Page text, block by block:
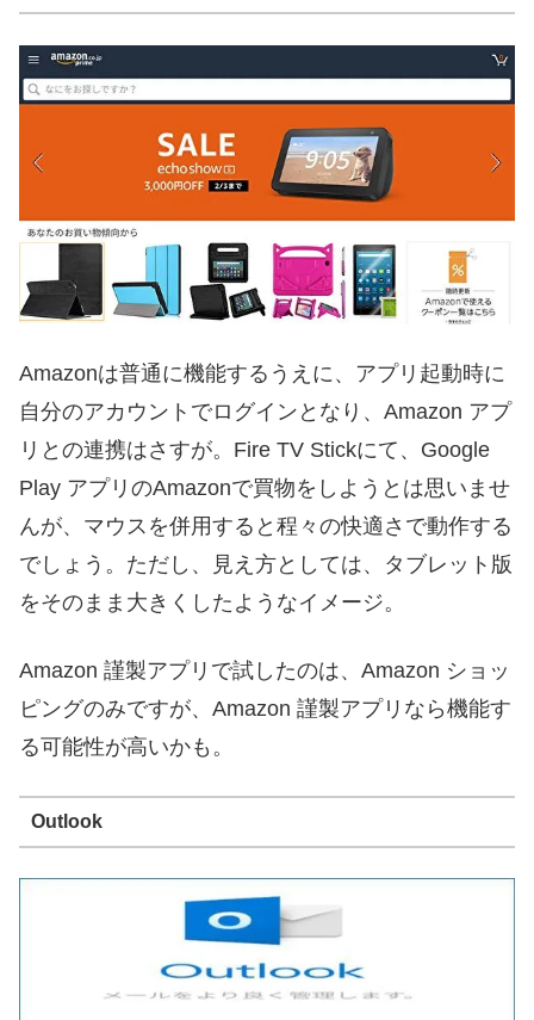
Amazonは普通に機能するうえに、アプリ起動時に
自分のアカウントでログインとなり、Amazon アプ
リとの連携はさすが。Fire TV Stickにて、Google
Play アプリのAmazonで買物をしようとは思いませ
んが、マウスを併用すると程々の快適さで動作する
でしょう。ただし、見え方としては、タブレット版
をそのまま大きくしたようなイメージ。
Amazon 謹製アプリで試したのは、Amazon ショッ
ピングのみですが、Amazon 謹製アプリなら機能す
る可能性が高いかも。
Outlook